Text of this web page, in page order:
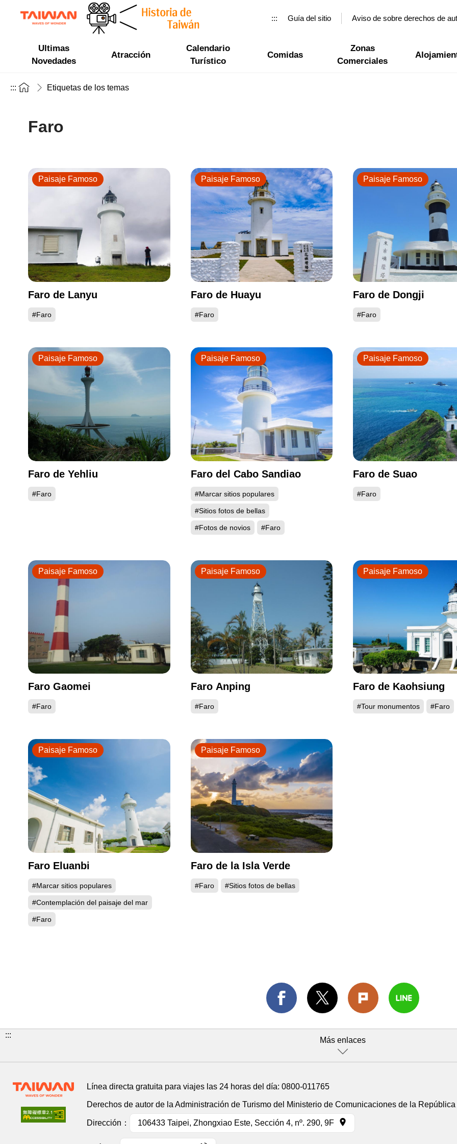
::: Guía del sitio Aviso de sobre derechos de
Ultimas
Novedades
Atracción
Calendario
Turístico
Comidas
Zonas
Comerciales
::: Etiquetas de los temas
Faro
Faro de Lanyu
#Faro
Paisaje Famoso
Faro de Huayu
#Faro
Paisaje Famoso
Faro de Dongji
#Faro
Paisaje Famoso
Faro de Yehliu
#Faro
Paisaje Famoso
Faro del Cabo Sandiao
#Marcar sitios populares
#Sitios fotos de bellas
#Fotos de novios #Faro
Paisaje Famoso
Faro de Suao
#Faro
Paisaje Famoso
Faro Gaomei
#Faro
Paisaje Famoso
Faro Anping
#Faro
Paisaje Famoso
Faro de Kaohsiung
#Tour monumentos #Faro
Paisaje Famoso
Faro Eluanbi
#Marcar sitios populares
#Contemplación del paisaje del mar
#Faro
Paisaje Famoso
Faro de la Isla Verde
#Faro #Sitios fotos de bellas
Paisaje Famoso
:::
Más enlaces
Línea directa gratuita para viajes las 24 horas del día: 0800-011765
Derechos de autor de la Administración de Turismo del Ministerio de Comunicaciones de la
Dirección： 106433 Taipei, Zhongxiao Este, Sección 4, nº. 290, 9F